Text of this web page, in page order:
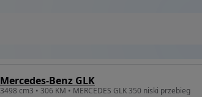
Mercedes-Benz GLK
3498 cm3 • 306 KM • MERCEDES GLK 350 niski przebieg